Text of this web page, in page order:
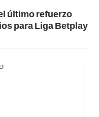
último refuerzo
para Liga Betplay